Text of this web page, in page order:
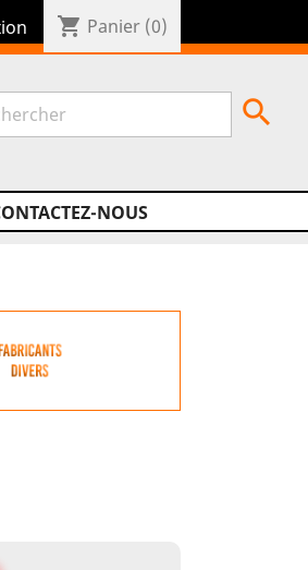
shopping_cart Panier (0)
NOUS
